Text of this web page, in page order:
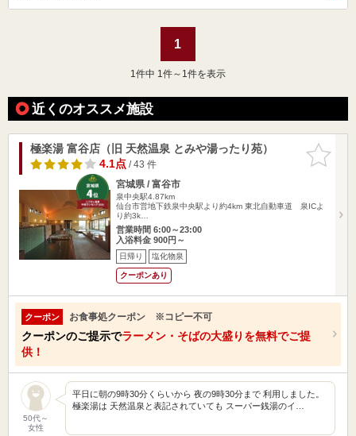
1
1 件中 1件～1件を表示
近くのオススメ施設
お気に入
りに追加
極楽湯 富谷店（旧 天然温泉 とみや湯ったり苑）
4.1点/ 43 件
宮城県 / 富谷市
泉中央駅4.87km
仙台市営地下鉄泉中央駅より約4km 東北自動車道 泉ICよ
り約3k…
営業時間 6:00～23:00
入浴料金 900円～
日帰り 塩化物泉
クーポンあり
クーポン お食事処クーポン ※コピー不可
クーポンのご提示でラーメン・そばの大盛りを無料でご提
供！
50代～
女性
平日に朝の9時30分くらいから 夜の9時30分まで 利用しました。
極楽湯は 天然温泉と表記されていても スーパー銭湯のイ…